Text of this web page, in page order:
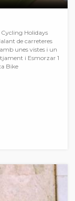
Holidays
de carreteres
unes vistes i un
i Esmorzar 1
Bike